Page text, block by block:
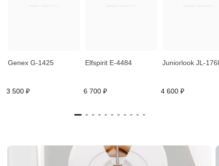
Genex G-1425
3 500 ₽
Elfspirit E-4484
6 700 ₽
Juniorlook JL-
4 600 ₽